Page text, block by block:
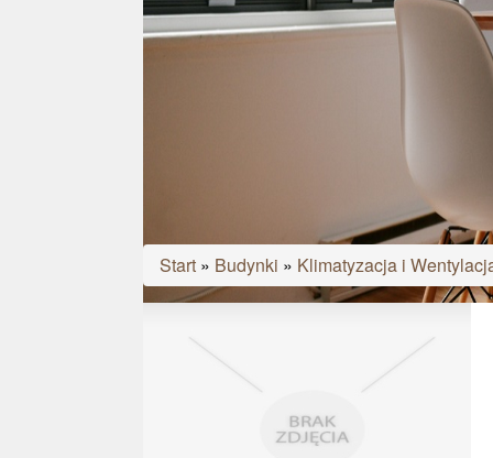
Start » Budynki » Klimatyzacja i